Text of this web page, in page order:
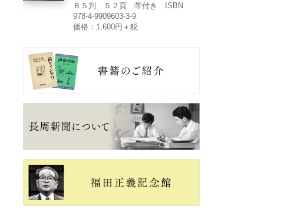
Ｂ５判 ５２頁 帯付き ISBN
978-4-9909603-3-9
価格：1,600円＋税